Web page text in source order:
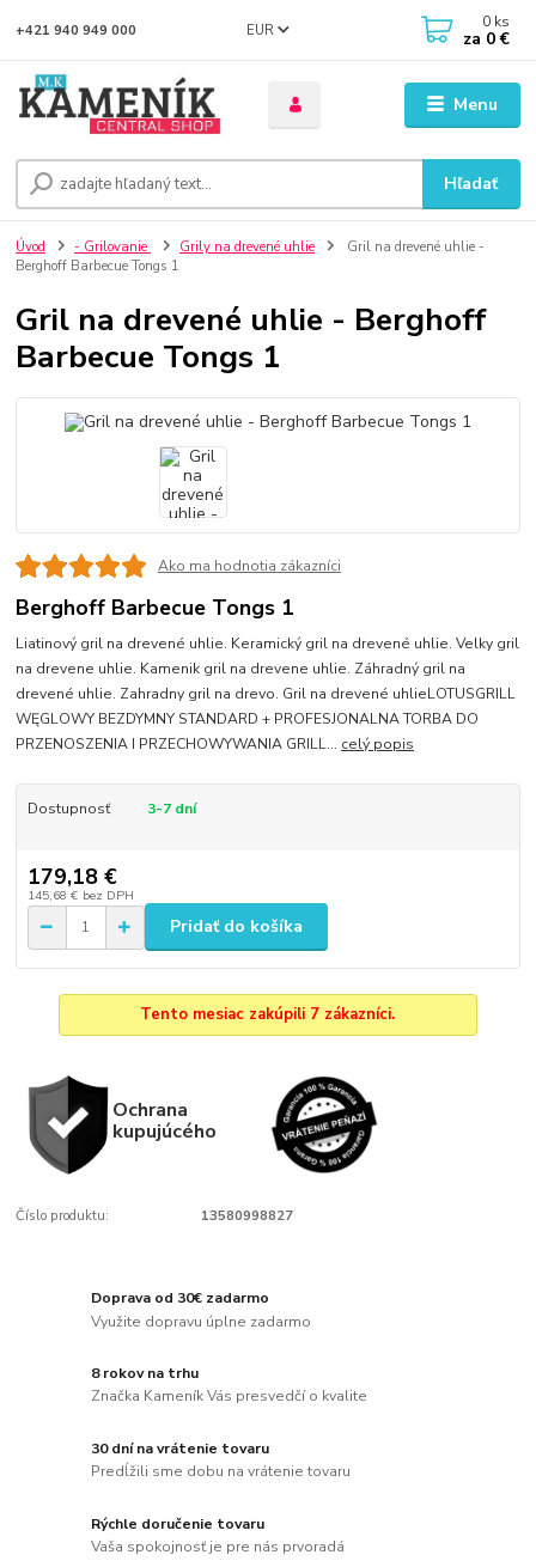
Menu
EUR
Hľadať
+421 940 949 000 0 ks
za 0 €
Úvod - Grilovanie Grily na drevené uhlie
Gril na drevené uhlie -
Berghoff Barbecue Tongs 1
Gril na drevené uhlie - Berghoff
Barbecue Tongs 1
Ako ma hodnotia zákazníci
Berghoff Barbecue Tongs 1
Liatinový gril na drevené uhlie. Keramický gril na drevené uhlie. Velky gril
na drevene uhlie. Kamenik gril na drevene uhlie. Záhradný gril na
drevené uhlie. Zahradny gril na drevo. Gril na drevené uhlieLOTUSGRILL
WĘGLOWY BEZDYMNY STANDARD + PROFESJONALNA TORBA DO
PRZENOSZENIA I PRZECHOWYWANIA GRILL... celý popis
Dostupnosť 3-7 dní
179,18 €
145,68 € bez DPH
Pridať do košíka
Tento mesiac zakúpili 7 zákazníci.
Ochrana
kupujúcého
Číslo produktu: 13580998827
Doprava od 30€ zadarmo
Využite dopravu úplne zadarmo
8 rokov na trhu
Značka Kameník Vás presvedčí o kvalite
30 dní na vrátenie tovaru
Predĺžili sme dobu na vrátenie tovaru
Rýchle doručenie tovaru
Vaša spokojnosť je pre nás prvoradá